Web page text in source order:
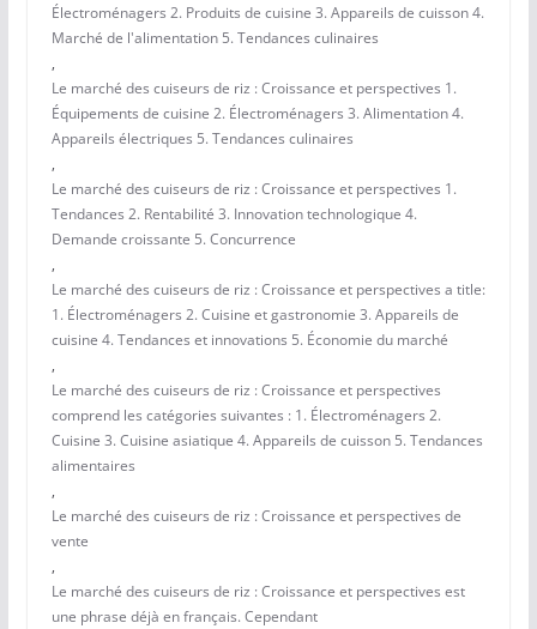
Électroménagers 2. Produits de cuisine 3. Appareils de cuisson 4.
Marché de l'alimentation 5. Tendances culinaires
,
Le marché des cuiseurs de riz : Croissance et perspectives 1.
Équipements de cuisine 2. Électroménagers 3. Alimentation 4.
Appareils électriques 5. Tendances culinaires
,
Le marché des cuiseurs de riz : Croissance et perspectives 1.
Tendances 2. Rentabilité 3. Innovation technologique 4.
Demande croissante 5. Concurrence
,
Le marché des cuiseurs de riz : Croissance et perspectives a title:
1. Électroménagers 2. Cuisine et gastronomie 3. Appareils de
cuisine 4. Tendances et innovations 5. Économie du marché
,
Le marché des cuiseurs de riz : Croissance et perspectives
comprend les catégories suivantes : 1. Électroménagers 2.
Cuisine 3. Cuisine asiatique 4. Appareils de cuisson 5. Tendances
alimentaires
,
Le marché des cuiseurs de riz : Croissance et perspectives de
vente
,
Le marché des cuiseurs de riz : Croissance et perspectives est
une phrase déjà en français. Cependant